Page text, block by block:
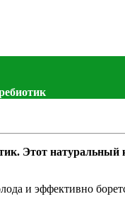
Этот натуральный
и эффективно